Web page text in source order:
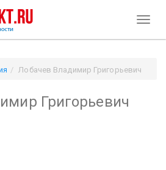
Лобачев Владимир Григорьевич
Григорьевич